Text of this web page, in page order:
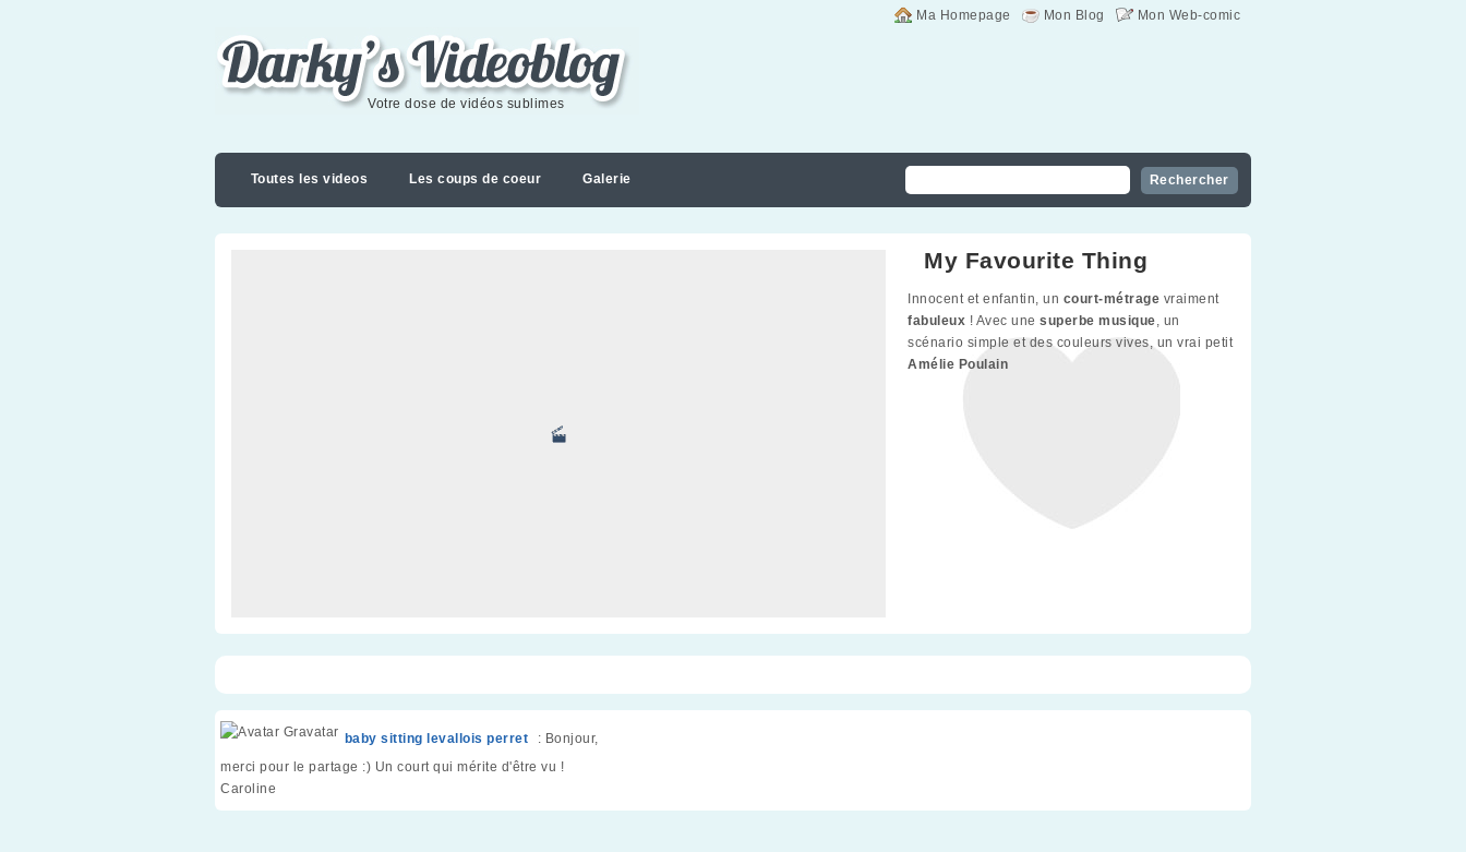
Mon Web-comic
Mon Blog
Ma Homepage
Darky's videoblog
Votre dose de vidéos sublimes
Toutes les videos Les coups de coeur Galerie
My Favourite Thing
Innocent et enfantin, un court-métrage vraiment
fabuleux ! Avec une superbe musique, un
scénario simple et des couleurs vives, un vrai petit
Amélie Poulain
baby sitting levallois perret
: Bonjour,
merci pour le partage :) Un court qui mérite d'être vu !
Caroline